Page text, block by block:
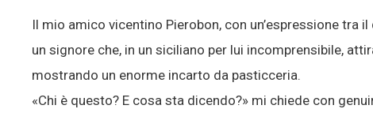
Il mio amico vicentino Pierobon, con un’espressione tra
un signore che, in un siciliano per lui incomprensibile,
mostrando un enorme incarto da pasticceria.
«Chi è questo? E cosa sta dicendo?» mi chiede con